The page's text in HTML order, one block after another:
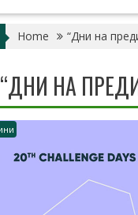
Home “Дни на
“ДНИ НА